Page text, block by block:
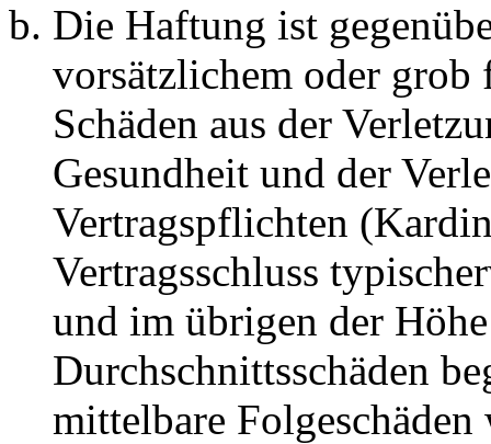
Die Haftung ist
vorsätzlichem oder grob
Schäden aus der
Gesundheit und der
Vertragspflichten
Vertragsschluss
und im übrigen der
Durchschnittsschäden
mittelbare Folgeschäden